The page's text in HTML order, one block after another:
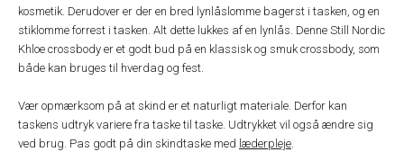
kosmetik. Derudover er der en bred lynlåslomme bagerst i tasken, og en
stiklomme forrest i tasken. Alt dette lukkes af en lynlås. Denne Still Nordic
Khloe crossbody er et godt bud på en klassisk og smuk crossbody, som
både kan bruges til hverdag og fest.
Vær opmærksom på at skind er et naturligt materiale. Derfor kan
taskens udtryk variere fra taske til taske. Udtrykket vil også ændre sig
ved brug. Pas godt på din skindtaske med læderpleje.